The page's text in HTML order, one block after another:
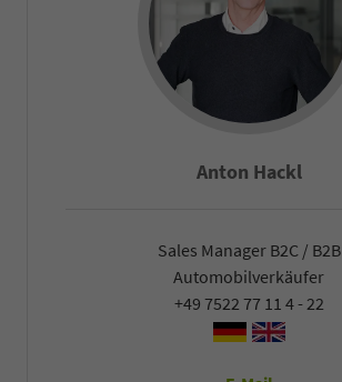
Falco Heck
Sales Manager B2C / B2B
Automobilverkäufer
+49 7522 77 11 4 - 22